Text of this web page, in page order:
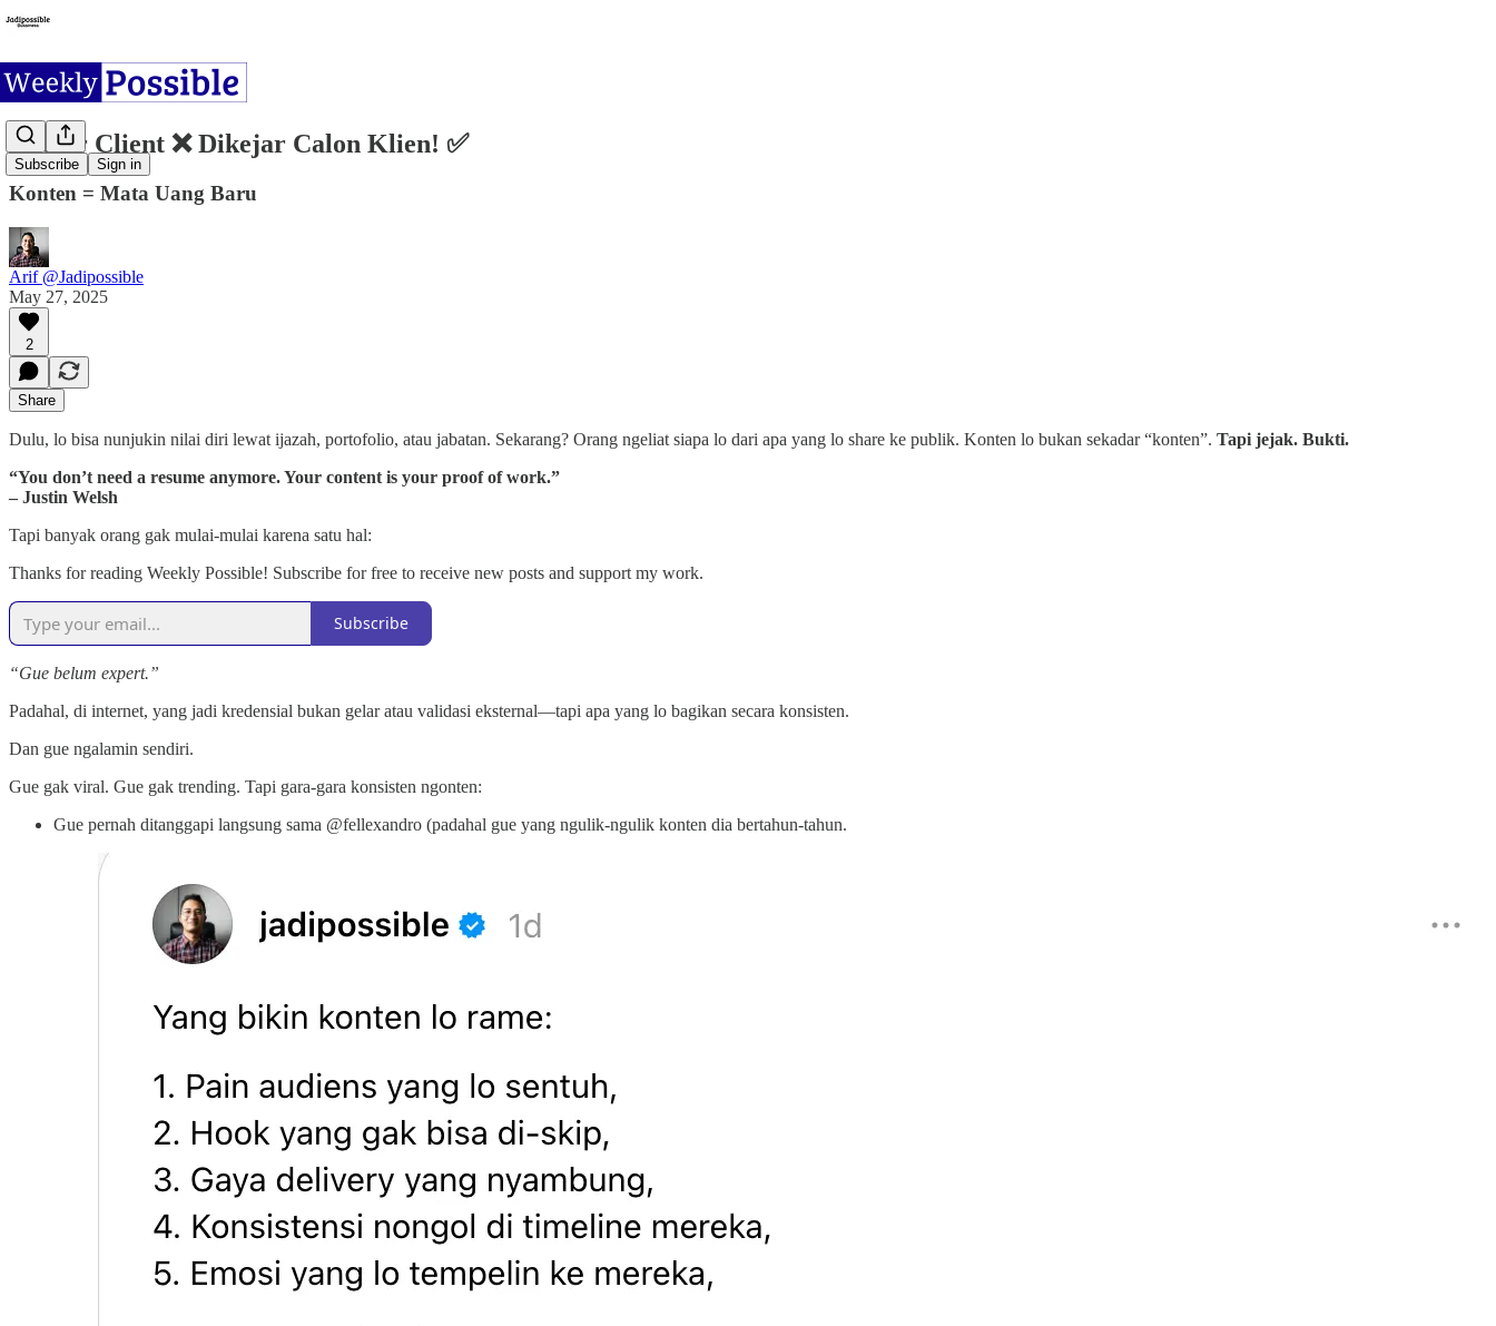
Subscribe Sign in
Ngejar Client ❌ Dikejar Calon Klien! ✅
Konten = Mata Uang Baru
Arif @Jadipossible
May 27, 2025
2
Share
Dulu, lo bisa nunjukin nilai diri lewat ijazah, portofolio, atau jabatan. Sekarang? Orang ngeliat siapa lo dari apa yang lo share ke publik. Konten lo bukan sekadar “konten”. Tapi jejak. Bukti.
“You don’t need a resume anymore. Your content is your proof of work.”
– Justin Welsh
Tapi banyak orang gak mulai-mulai karena satu hal:
Thanks for reading Weekly Possible! Subscribe for free to receive new posts and support my work.
Subscribe
“Gue belum expert.”
Padahal, di internet, yang jadi kredensial bukan gelar atau validasi eksternal—tapi apa yang lo bagikan secara konsisten.
Dan gue ngalamin sendiri.
Gue gak viral. Gue gak trending. Tapi gara-gara konsisten ngonten:
Gue pernah ditanggapi langsung sama @fellexandro (padahal gue yang ngulik-ngulik konten dia bertahun-tahun.